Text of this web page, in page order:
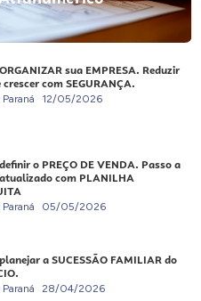
sua EMPRESA. Reduzir
crescer com SEGURANÇA.
12/05/2026
o PREÇO DE VENDA. Passo a
com PLANILHA
05/05/2026
a SUCESSÃO FAMILIAR do
28/04/2026